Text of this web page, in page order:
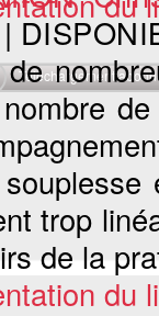
Téléchargement
trop
de la
du